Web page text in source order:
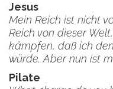
Jesus
Mein Reich ist nicht
Reich von dieser
kämpfen, daß ich
würde. Aber nun ist
Pilate